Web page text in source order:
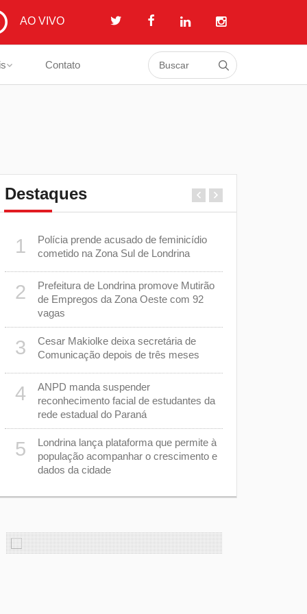
AO VIVO
Contato
Destaques
1
Polícia prende acusado de feminicídio
cometido na Zona Sul de Londrina
2
Prefeitura de Londrina promove Mutirão
de Empregos da Zona Oeste com 92
vagas
3
Cesar Makiolke deixa secretária de
Comunicação depois de três meses
4
ANPD manda suspender
reconhecimento facial de estudantes da
rede estadual do Paraná
5
Londrina lança plataforma que permite à
população acompanhar o crescimento e
dados da cidade